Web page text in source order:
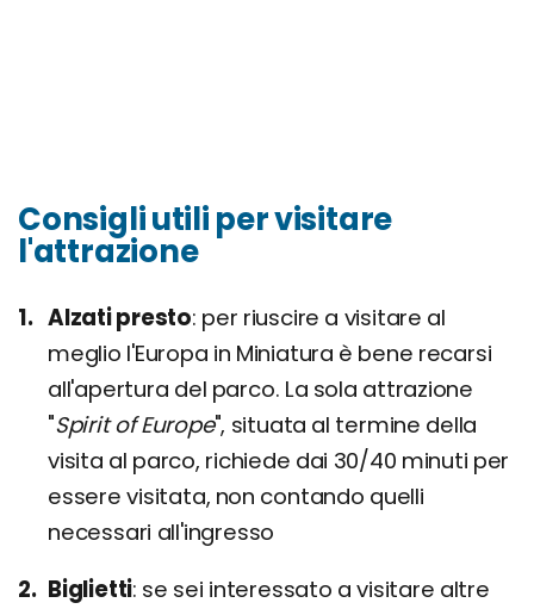
Consigli utili per visitare
l'attrazione
Alzati presto per riuscire a visitare al
meglio l'Europa in Miniatura è bene recarsi
all'apertura del parco. La sola attrazione
"Spirit of Europe", situata al termine della
visita al parco, richiede dai 30/40 minuti per
essere visitata, non contando quelli
necessari all'ingresso
Biglietti se sei interessato a visitare altre